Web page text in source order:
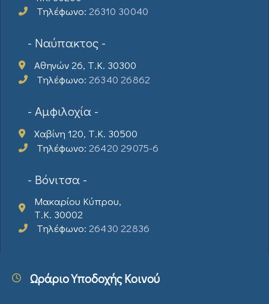
Τηλέφωνο: 26310 30040
- Ναύπακτος -
Αθηνών 26, Τ.Κ. 30300
Τηλέφωνο: 26340 26862
- Αμφιλοχία -
Χαβίνη 120, Τ.Κ. 30500
Τηλέφωνο: 26420 29075-6
- Βόνιτσα -
Μακαρίου Κύπρου,
Τ.Κ. 30002
Τηλέφωνο: 26430 22836
Ωράριο Υποδοχής Κοινού